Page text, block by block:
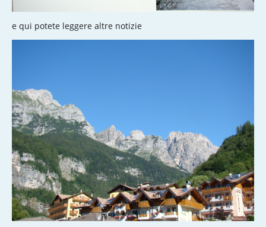
e qui potete leggere altre notizie